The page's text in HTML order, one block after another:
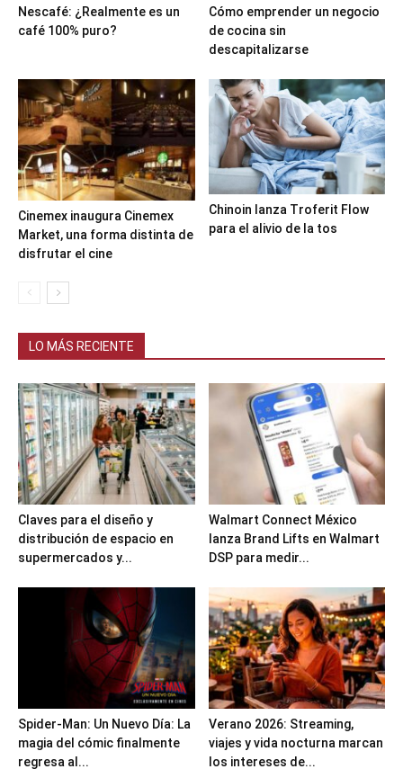
Nescafé: ¿Realmente es un
café 100% puro?
Cómo emprender un negocio
de cocina sin
descapitalizarse
Cinemex inaugura Cinemex
Market, una forma distinta de
disfrutar el cine
Chinoin lanza Troferit Flow
para el alivio de la tos
LO MÁS RECIENTE
Claves para el diseño y
distribución de espacio en
supermercados y...
Walmart Connect México
lanza Brand Lifts en Walmart
DSP para medir...
Spider-Man: Un Nuevo Día: La
magia del cómic finalmente
regresa al...
Verano 2026: Streaming,
viajes y vida nocturna marcan
los intereses de...